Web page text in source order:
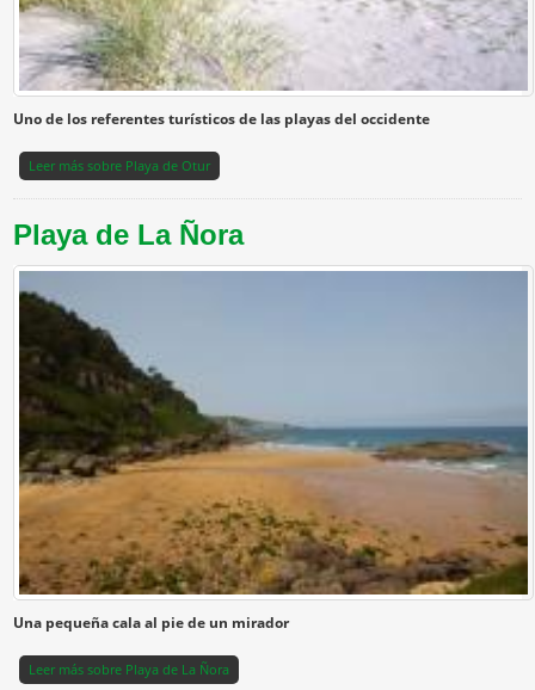
Uno de los referentes turísticos de las playas del occidente
Leer mássobre Playa de Otur
Playa de La Ñora
Una pequeña cala al pie de un mirador
Leer mássobre Playa de La Ñora